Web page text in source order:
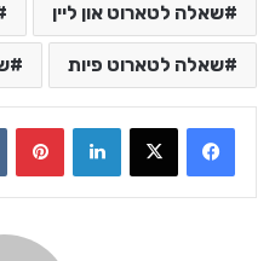
שאלה לטארוט און ליין
שאלה לטארוט פיות
LinkedIn